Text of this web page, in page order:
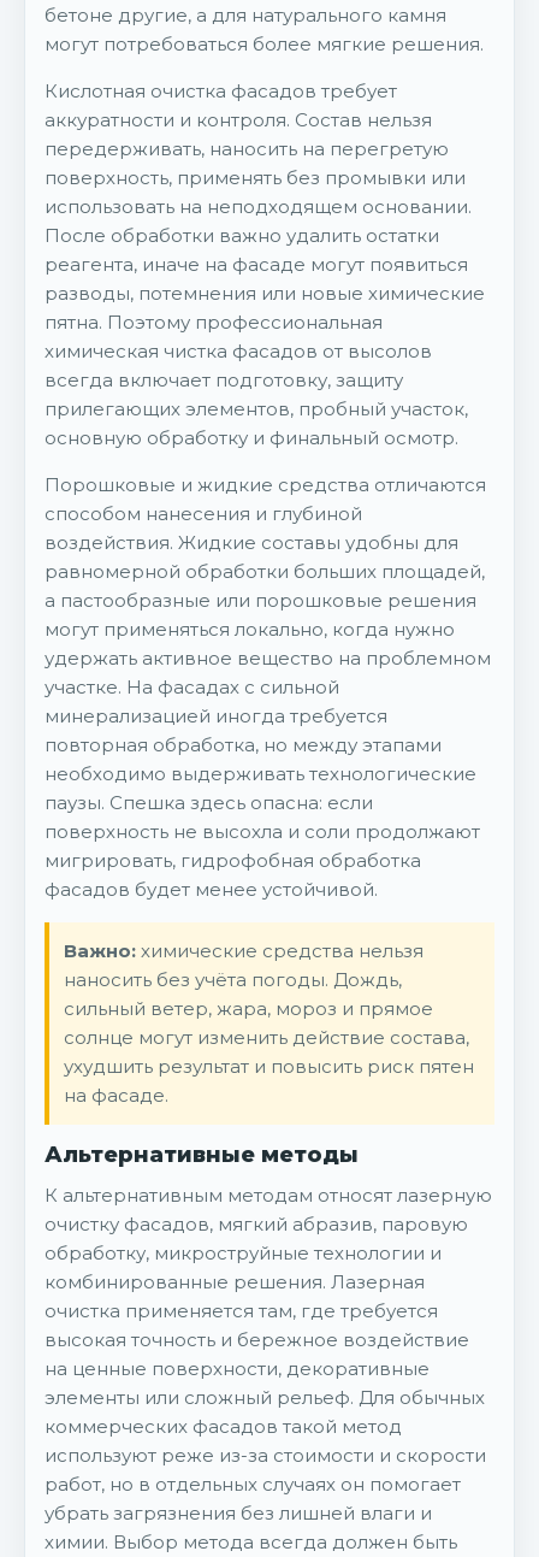
бетоне другие, а для натурального камня
могут потребоваться более мягкие решения.
Кислотная очистка фасадов требует
аккуратности и контроля. Состав нельзя
передерживать, наносить на перегретую
поверхность, применять без промывки или
использовать на неподходящем основании.
После обработки важно удалить остатки
реагента, иначе на фасаде могут появиться
разводы, потемнения или новые химические
пятна. Поэтому профессиональная
химическая чистка фасадов от высолов
всегда включает подготовку, защиту
прилегающих элементов, пробный участок,
основную обработку и финальный осмотр.
Порошковые и жидкие средства отличаются
способом нанесения и глубиной
воздействия. Жидкие составы удобны для
равномерной обработки больших площадей,
а пастообразные или порошковые решения
могут применяться локально, когда нужно
удержать активное вещество на проблемном
участке. На фасадах с сильной
минерализацией иногда требуется
повторная обработка, но между этапами
необходимо выдерживать технологические
паузы. Спешка здесь опасна: если
поверхность не высохла и соли продолжают
мигрировать, гидрофобная обработка
фасадов будет менее устойчивой.
Важно: химические средства нельзя
наносить без учёта погоды. Дождь,
сильный ветер, жара, мороз и прямое
солнце могут изменить действие состава,
ухудшить результат и повысить риск пятен
на фасаде.
Альтернативные методы
К альтернативным методам относят лазерную
очистку фасадов, мягкий абразив, паровую
обработку, микроструйные технологии и
комбинированные решения. Лазерная
очистка применяется там, где требуется
высокая точность и бережное воздействие
на ценные поверхности, декоративные
элементы или сложный рельеф. Для обычных
коммерческих фасадов такой метод
используют реже из-за стоимости и скорости
работ, но в отдельных случаях он помогает
убрать загрязнения без лишней влаги и
химии. Выбор метода всегда должен быть